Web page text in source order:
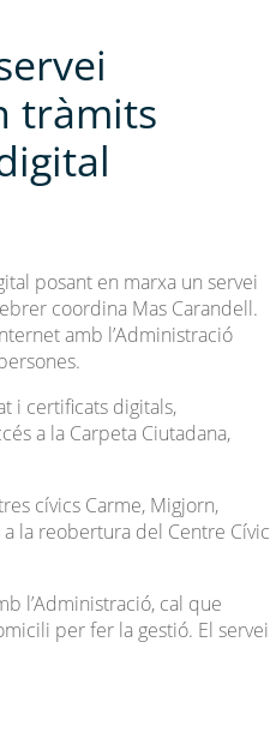
tràmits
posant en marxa un servei
coordina Mas Carandell.
amb l’Administració
i certificats digitals,
a la Carpeta Ciutadana,
cívics Carme, Migjorn,
la reobertura del Centre Cívic
l’Administració, cal que
per fer la gestió. El servei